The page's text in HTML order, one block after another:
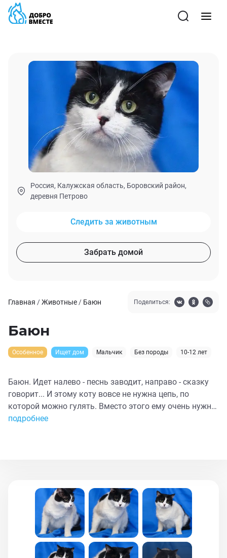
Россия, Калужская область, Боровский район,
деревня Петрово
Следить за животным
Забрать домой
Главная /Животные / Баюн Поделиться:
Баюн
Особенное Ищет дом Мальчик Без породы 10-12 лет
Баюн. Идет налево - песнь заводит, направо - сказку
говорит... И этому коту вовсе не нужна цепь, по
которой можно гулять. Вместо этого ему очень нужны
руки Своего Человека. Мурчать налево, поговорить -
Послужит живой иллюстрацией сказок Пушкина
детям. Его идеал - мягкое и ненавязчивое присутствие
в каждом дне Своего Человека. Баюн умный мальчик.
Ему 7 лет. Лоточек, как и положено мудрецам, знает
на отлично. Стерилизован, привит и готов искать дом.
подробнее